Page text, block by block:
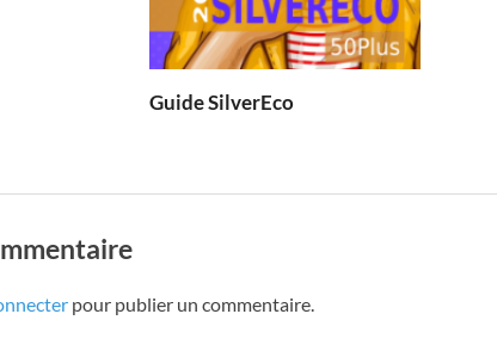
Guide SilverEco
pour publier un commentaire.